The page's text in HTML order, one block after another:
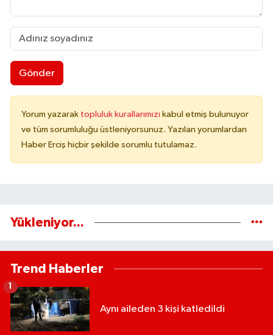
Gönder
Yorum yazarak topluluk kurallarımızı kabul etmiş bulunuyor
ve tüm sorumluluğu üstleniyorsunuz. Yazılan yorumlardan
Haber Erciş hiçbir şekilde sorumlu tutulamaz.
Yükleniyor...
Trend Haberler
Aynı aileden 3 kişi katledildi